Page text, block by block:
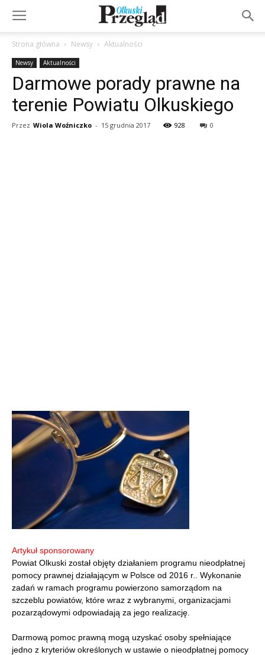
Strona główna Newsy Aktualności
Newsy Aktualności
Darmowe porady prawne na
terenie Powiatu Olkuskiego
Przez Wiola Woźniczko - 15 grudnia 2017 928 0
Artykuł sponsorowany
Powiat Olkuski został objęty działaniem programu nieodpłatnej
pomocy prawnej działającym w Polsce od 2016 r.. Wykonanie
zadań w ramach programu powierzono samorządom na
szczeblu powiatów, które wraz z wybranymi, organizacjami
pozarządowymi odpowiadają za jego realizację.
Darmową pomoc prawną mogą uzyskać osoby spełniające
jedno z kryteriów określonych w ustawie o nieodpłatnej pomocy